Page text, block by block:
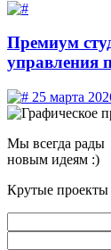
Премиум
управления
25 марта
Мы всегда рады
новым идеям :)
Крутые